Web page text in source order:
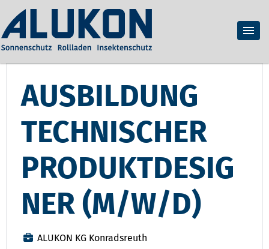
AUSBILDUNG
TECHNISCHER
PRODUKTDESIG
NER (M/W/D)
ALUKON KG Konradsreuth